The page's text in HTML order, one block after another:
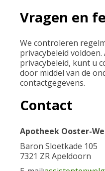
Vragen en
We controleren
privacybeleid
privacybeleid, kunt u
door middel van de
contactgegevens.
Contact
Apotheek Ooster-
Baron Sloetkade 105
7321 ZR Apeldoorn